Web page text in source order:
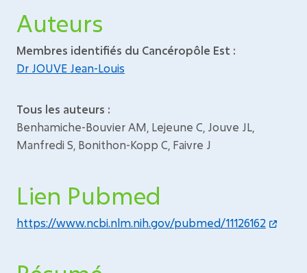
Auteurs
Membres identifiés du Cancéropôle Est :
Dr JOUVE Jean-Louis
Tous les auteurs :
Benhamiche-Bouvier AM, Lejeune C, Jouve JL,
Manfredi S, Bonithon-Kopp C, Faivre J
Lien Pubmed
https://www.ncbi.nlm.nih.gov/pubmed/11126162